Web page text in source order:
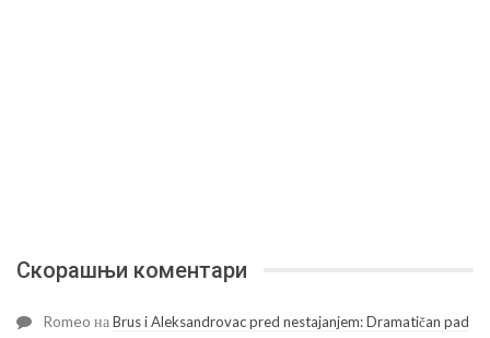
Скорашњи коментари
Romeo наBrus i Aleksandrovac pred nestajanjem: Dramatičan pad